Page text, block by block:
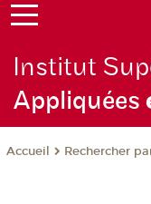
Institut
Appliquées
Accueil Rechercher